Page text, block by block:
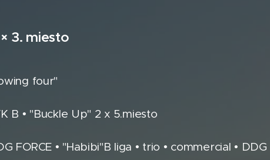
3. miesto
four"
B • "Buckle Up" 2 x 5.miesto
FORCE • "Habibi"B liga • trio • commercial • DDG